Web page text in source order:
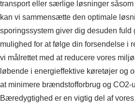
transport eller særlige løsninger såsom
kan vi sammensætte den optimale
sporingssystem giver dig desuden fuld
mulighed for at følge din forsendelse i
vi målrettet med at reducere vores
løbende i energieffektive køretøjer og
at minimere brændstofforbrug og CO2-
Bæredygtighed er en vigtig del af